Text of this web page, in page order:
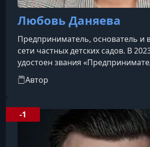
Любовь Даняева
Предприниматель, основатель и
сети частных детских садов. В
удостоен звания
версии журнала FB за вклад в
частного образования,
для обучения и воспитания детей.
Автор
-1